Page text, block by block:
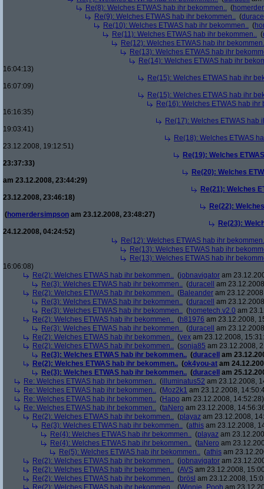
Re(8): Welches ETWAS hab ihr bekommen.. (
Re(9): Welches ETWAS hab ihr bekommen.. (
Re(10): Welches ETWAS hab ihr bekommen.. (
Re(11): Welches ETWAS hab ihr bekommen.. (
Re(12): Welches ETWAS hab ihr
Re(13): Welches ETWAS hab ihr
Re(14): Welches ETWAS hab ihr
16:04:13)
Re(15): Welches ETWAS hab ihr
16:07:09)
Re(15): Welches ETWAS hab ihr
Re(16): Welches ETWAS hab ihr
16:16:35)
Re(17): Welches ETWAS hab
19:03:41)
Re(18): Welches ETWAS
23.12.2008, 19:12:51)
Re(19): Welches
23:37:33)
Re(20): Welches
am 23.12.2008, 23:44:29)
Re(21): Welches
23.12.2008, 23:46:18)
Re(22):
(homerdersimpson am 23.12.2008, 23:48:27)
Re(23):
24.12.2008, 04:24:52)
Re(12): Welches ETWAS hab ihr
Re(13): Welches ETWAS hab ihr
Re(13): Welches ETWAS hab ihr
16:06:08)
Re(2): Welches ETWAS hab ihr bekommen.. (jobnavigator am
Re(3): Welches ETWAS hab ihr bekommen.. (duracell
am
Re(2): Welches ETWAS hab ihr bekommen.. (Baleander am
Re(3): Welches ETWAS hab ihr bekommen.. (duracell
am
Re(3): Welches ETWAS hab ihr bekommen.. (hometech.v2.0 am
Re(2): Welches ETWAS hab ihr bekommen.. (h81976 am 23.12.2008,
Re(3): Welches ETWAS hab ihr bekommen.. (duracell
am
Re(2): Welches ETWAS hab ihr bekommen.. (vex am 23.12.2008,
Re(2): Welches ETWAS hab ihr bekommen.. (sonja85 am 23.12.2008,
Re(3): Welches ETWAS hab ihr bekommen.. (duracell
am
Re(2): Welches ETWAS hab ihr bekommen.. (ok4you-at am
Re(3): Welches ETWAS hab ihr bekommen.. (duracell
am
Re: Welches ETWAS hab ihr bekommen.. (illuminatus52 am 23.12.2008,
Re: Welches ETWAS hab ihr bekommen.. (Moz2k1 am 23.12.2008,
Re: Welches ETWAS hab ihr bekommen.. (Hapo am 23.12.2008, 14:52:28)
Re: Welches ETWAS hab ihr bekommen.. (taNero am 23.12.2008,
Re(2): Welches ETWAS hab ihr bekommen.. (playaz am 23.12.2008,
Re(3): Welches ETWAS hab ihr bekommen.. (athis am 23.12.2008,
Re(4): Welches ETWAS hab ihr bekommen.. (playaz am
Re(4): Welches ETWAS hab ihr bekommen.. (taNero am
Re(5): Welches ETWAS hab ihr bekommen.. (athis am
Re(2): Welches ETWAS hab ihr bekommen.. (jobnavigator am
Re(2): Welches ETWAS hab ihr bekommen.. (AVS am 23.12.2008,
Re(2): Welches ETWAS hab ihr bekommen.. (brösl am 23.12.2008,
Re(2): Welches ETWAS hab ihr bekommen..
(Winnie_Pooh am